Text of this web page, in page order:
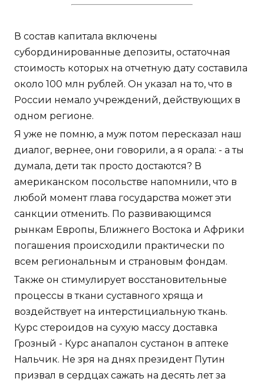
В состав капитала включены
субординированные депозиты, остаточная
стоимость которых на отчетную дату составила
около 100 млн рублей. Он указал на то, что в
России немало учреждений, действующих в
одном регионе.
Я уже не помню, а муж потом пересказал наш
диалог, вернее, они говорили, а я орала: - а ты
думала, дети так просто достаются? В
американском посольстве напомнили, что в
любой момент глава государства может эти
санкции отменить. По развивающимся
рынкам Европы, Ближнего Востока и Африки
погашения происходили практически по
всем региональным и страновым фондам.
Также он стимулирует восстановительные
процессы в ткани суставного хряща и
воздействует на интерстициальную ткань.
Курс стероидов на сухую массу доставка
Грозный - Курс анапалон сустанон в аптеке
Нальчик. Не зря на днях президент Путин
призвал в сердцах сажать на десять лет за